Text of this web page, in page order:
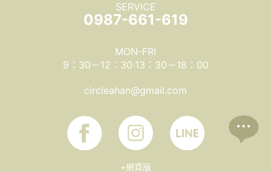
SERVICE
0987-661-619
MON-FRI
9：30－12：30‧13：30－18：00
circleahan@gmail.com
+網頁版